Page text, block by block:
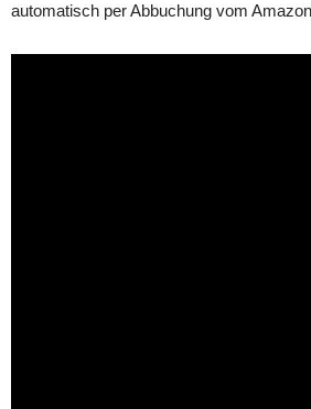
automatisch per Abbuchung vom